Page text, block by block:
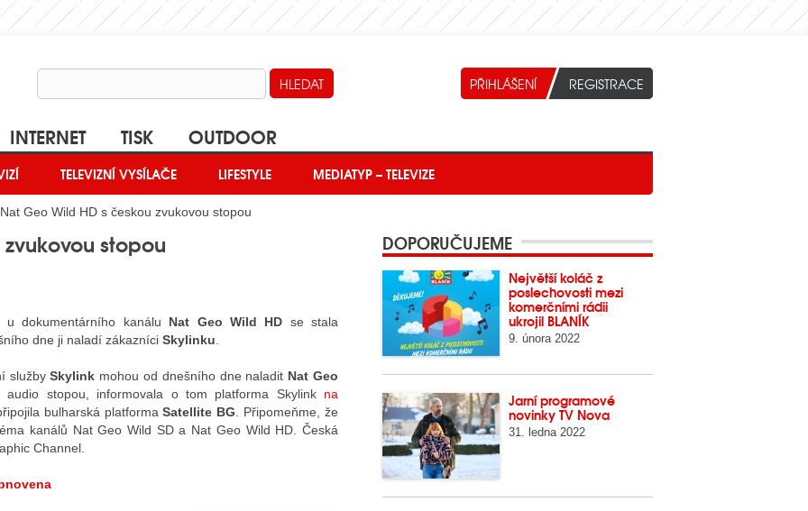
TELEVIZNÍ VYSÍLAČE LIFESTYLE MEDIATYP – TELEVIZE
INTERNET TISK OUTDOOR
Geo Wild HD s českou zvukovou stopou
stopou
dokumentárního kanálu Nat Geo Wild HD se stala
dne ji naladí zákazníci Skylinku
službySkylink mohou od dnešního dne naladit Nat Geo
audio stopou, informovala o tom platforma Skylink na
bulharská platformaSatellite BG . Připomeňme, že
kanálů Nat Geo Wild SD a Nat Geo Wild HD. Česká
Channel.
DOPORUČUJEME
Největší koláč z
poslechovosti mezi
komerčními rádii
ukrojil BLANÍK
9. února 2022
Jarní programové
novinky TV Nova
31. ledna 2022